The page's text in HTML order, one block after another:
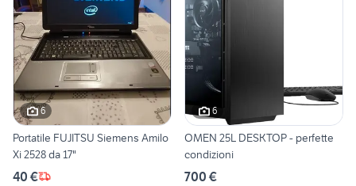
6
Portatile FUJITSU Siemens Amilo
Xi 2528 da 17"
40 €
6
OMEN 25L DESKTOP - perfette
condizioni
700 €